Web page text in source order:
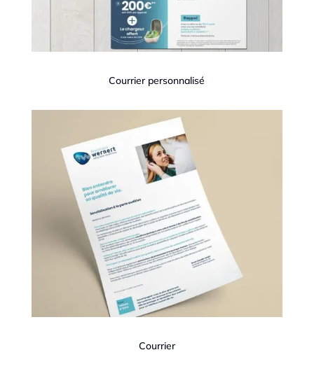
Courrier personnalisé
Courrier